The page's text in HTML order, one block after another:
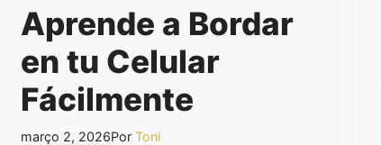
Aprende a Bordar
en tu Celular
Fácilmente
março 2, 2026PorToni